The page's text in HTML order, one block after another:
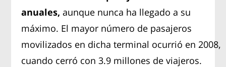
anuales,aunque nunca ha llegado a su
máximo. El mayor número de pasajeros
movilizados en dicha terminal ocurrió en 2008,
cuando cerró con 3.9 millones de viajeros.